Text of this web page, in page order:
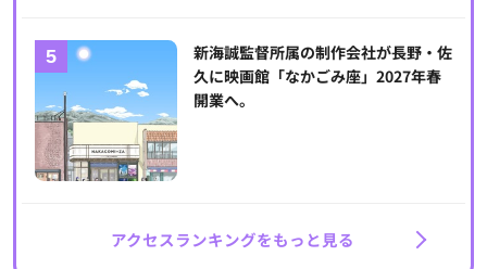
新海誠監督所属の制作会社が長野・佐
久に映画館「なかごみ座」2027年春
開業へ。
アクセスランキングをもっと見る